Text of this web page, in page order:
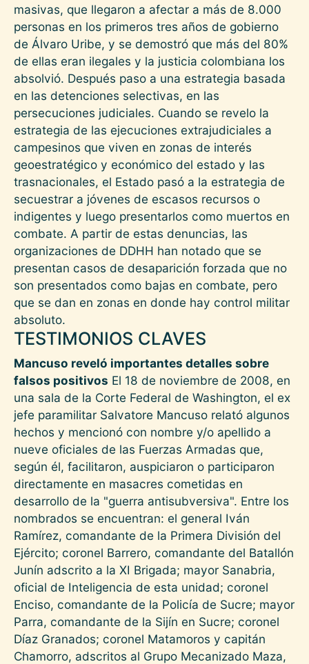
masivas, que llegaron a afectar a más de 8.000
personas en los primeros tres años de gobierno
de Álvaro Uribe, y se demostró que más del 80%
de ellas eran ilegales y la justicia colombiana los
absolvió. Después paso a una estrategia basada
en las detenciones selectivas, en las
persecuciones judiciales. Cuando se revelo la
estrategia de las ejecuciones extrajudiciales a
campesinos que viven en zonas de interés
geoestratégico y económico del estado y las
trasnacionales, el Estado pasó a la estrategia de
secuestrar a jóvenes de escasos recursos o
indigentes y luego presentarlos como muertos en
combate. A partir de estas denuncias, las
organizaciones de DDHH han notado que se
presentan casos de desaparición forzada que no
son presentados como bajas en combate, pero
que se dan en zonas en donde hay control militar
absoluto.
TESTIMONIOS CLAVES
Mancuso reveló importantes detalles sobre
falsos positivos El 18 de noviembre de 2008, en
una sala de la Corte Federal de Washington, el ex
jefe paramilitar Salvatore Mancuso relató algunos
hechos y mencionó con nombre y/o apellido a
nueve oficiales de las Fuerzas Armadas que,
según él, facilitaron, auspiciaron o participaron
directamente en masacres cometidas en
desarrollo de la "guerra antisubversiva". Entre los
nombrados se encuentran: el general Iván
Ramírez, comandante de la Primera División del
Ejército; coronel Barrero, comandante del Batallón
Junín adscrito a la XI Brigada; mayor Sanabria,
oficial de Inteligencia de esta unidad; coronel
Enciso, comandante de la Policía de Sucre; mayor
Parra, comandante de la Sijín en Sucre; coronel
Díaz Granados; coronel Matamoros y capitán
Chamorro, adscritos al Grupo Mecanizado Maza,